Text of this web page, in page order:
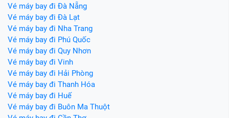
Vé máy bay đi Đà Nẵng
Vé máy bay đi Đà Lạt
Vé máy bay đi Nha Trang
Vé máy bay đi Phú Quốc
Vé máy bay đi Quy Nhơn
Vé máy bay đi Vinh
Vé máy bay đi Hải Phòng
Vé máy bay đi Thanh Hóa
Vé máy bay đi Huế
Vé máy bay đi Buôn Ma Thuột